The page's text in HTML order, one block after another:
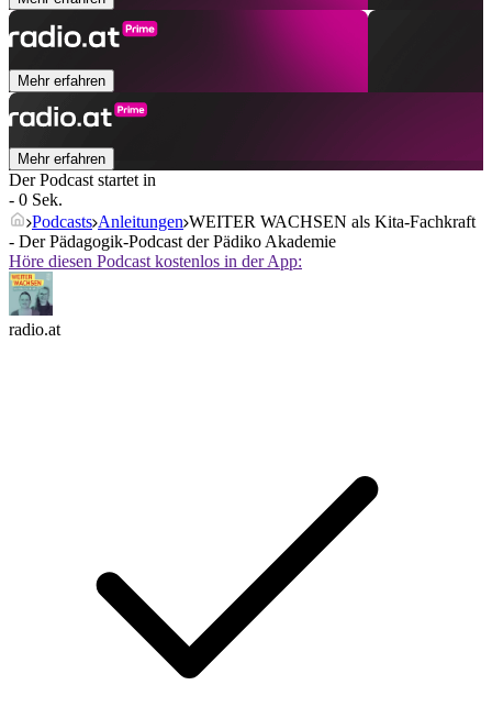
Mehr erfahren
Mehr erfahren
Der Podcast startet in
- 0 Sek.
Podcasts Anleitungen WEITER WACHSEN als Kita-Fachkraft
- Der Pädagogik-Podcast der Pädiko Akademie
Höre diesen Podcast kostenlos in der App:
radio.at